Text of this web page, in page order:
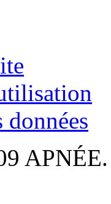
données
APNÉE.